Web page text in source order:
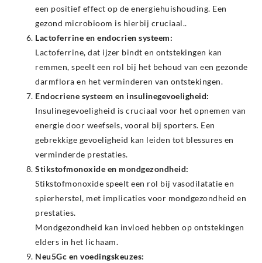
een positief effect op de energiehuishouding. Een
gezond microbioom is hierbij cruciaal..
Lactoferrine en endocrien systeem:
Lactoferrine, dat ijzer bindt en ontstekingen kan
remmen, speelt een rol bij het behoud van een gezonde
darmflora en het verminderen van ontstekingen.
Endocriene systeem en insulinegevoeligheid:
Insulinegevoeligheid is cruciaal voor het opnemen van
energie door weefsels, vooral bij sporters. Een
gebrekkige gevoeligheid kan leiden tot blessures en
verminderde prestaties.
Stikstofmonoxide en mondgezondheid:
Stikstofmonoxide speelt een rol bij vasodilatatie en
spierherstel, met implicaties voor mondgezondheid en
prestaties.
Mondgezondheid kan invloed hebben op ontstekingen
elders in het lichaam.
Neu5Gc en voedingskeuzes: